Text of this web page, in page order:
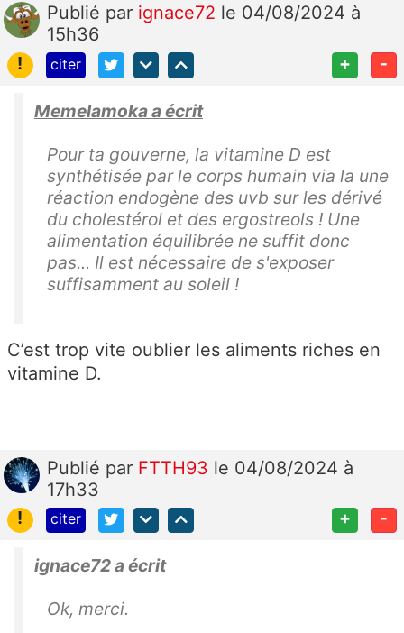
Publié par ignace72 le 04/08/2024 à
15h36
!
citer + -
Memelamoka a écrit
Pour ta gouverne, la vitamine D est
synthétisée par le corps humain via la une
réaction endogène des uvb sur les dérivé
du cholestérol et des ergostreols ! Une
alimentation équilibrée ne suffit donc
pas... Il est nécessaire de s'exposer
suffisamment au soleil !
C’est trop vite oublier les aliments riches en
vitamine D.
Publié par FTTH93 le 04/08/2024 à
17h33
!
citer + -
ignace72 a écrit
Ok, merci.